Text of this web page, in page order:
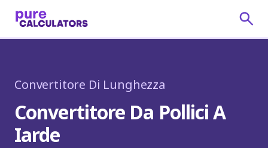
Convertitore Di Lunghezza
Convertitore Da Pollici A
Iarde